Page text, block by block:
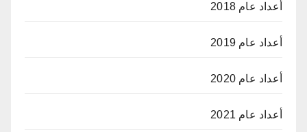
أعداد عام 2018
أعداد عام 2019
أعداد عام 2020
أعداد عام 2021